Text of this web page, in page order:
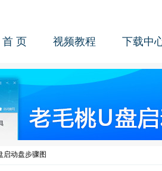
首 页 视频教程 下载中
启动盘步骤图